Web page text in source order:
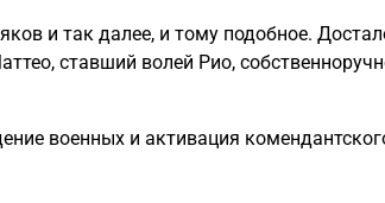
и так далее, и тому подобное.
ставший волей Рио,
военных и активация